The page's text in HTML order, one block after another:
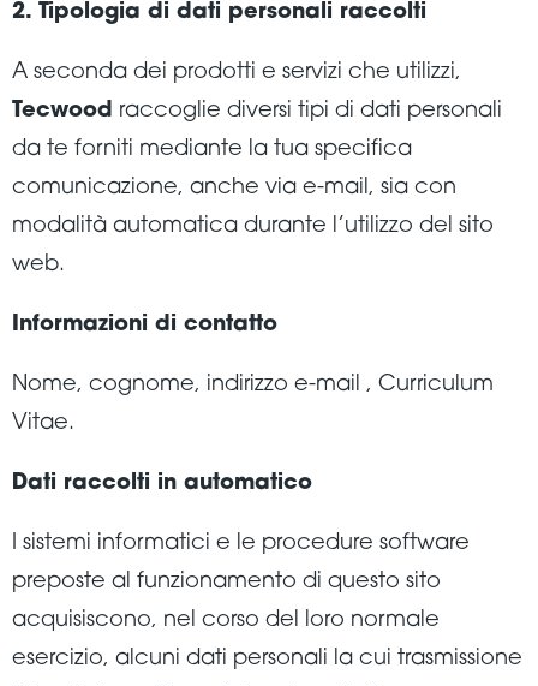
2. Tipologia di dati personali raccolti
A seconda dei prodotti e servizi che utilizzi,
Tecwood raccoglie diversi tipi di dati personali
da te forniti mediante la tua specifica
comunicazione, anche via e-mail, sia con
modalità automatica durante l’utilizzo del sito
web.
Informazioni di contatto
Nome, cognome, indirizzo e-mail , Curriculum
Vitae.
Dati raccolti in automatico
I sistemi informatici e le procedure software
preposte al funzionamento di questo sito
acquisiscono, nel corso del loro normale
esercizio, alcuni dati personali la cui trasmissione